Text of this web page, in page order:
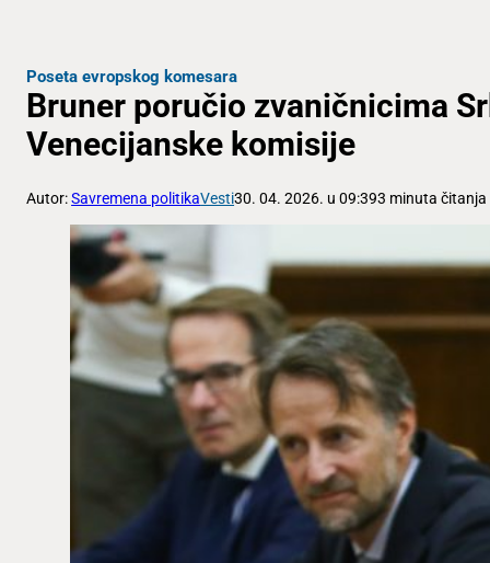
Poseta evropskog komesara
Bruner poručio zvaničnicima
Venecijanske komisije
Autor:Savremena politikaVesti30. 04. 2026. u 09:393 minuta čitanja